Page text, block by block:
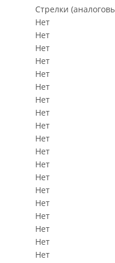
Стрелки
Нет
Нет
Нет
Нет
Нет
Нет
Нет
Нет
Нет
Нет
Нет
Нет
Нет
Нет
Нет
Нет
Нет
Нет
Нет